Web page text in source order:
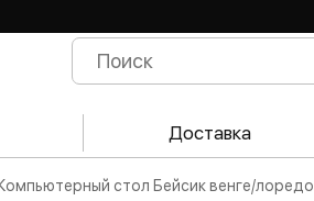
Доставка
Компьютерный стол Бейсик венге/лоредо